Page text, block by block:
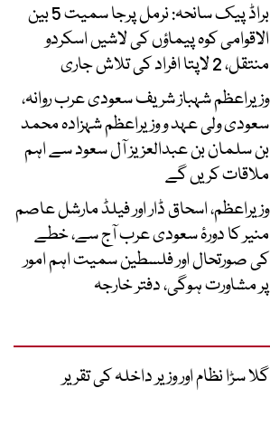
براڈ پیک سانحہ: نرمل پرجا سمیت 5 بین
الاقوامی کوہ پیماؤں کی لاشیں اسکردو
منتقل، 2 لاپتا افراد کی تلاش جاری
وزیراعظم شہباز شریف سعودی عرب روانہ،
سعودی ولی عہد و وزیراعظم شہزادہ محمد
بن سلمان بن عبدالعزیز آل سعود سے اہم
ملاقات کریں گے
وزیراعظم، اسحاق ڈار اور فیلڈ مارشل عاصم
منیر کا دورۂ سعودی عرب آج سے، خطے
کی صورتحال اور فلسطین سمیت اہم امور
پر مشاورت ہوگی، دفتر خارجہ
گلا سڑا نظام اور وزیر داخلہ کی تقریر